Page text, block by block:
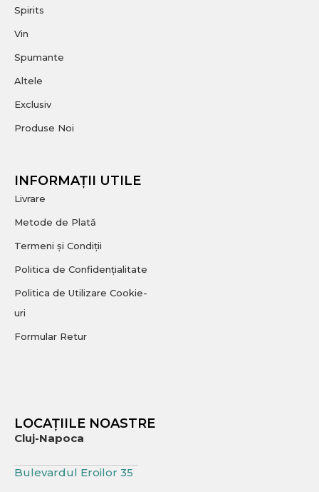
Spirits
Vin
Spumante
Altele
Exclusiv
Produse Noi
INFORMAȚII UTILE
Livrare
Metode de Plată
Termeni și Condiții
Politica de Confidențialitate
Politica de Utilizare Cookie-
uri
Formular Retur
LOCAȚIILE NOASTRE
Cluj-Napoca
Bulevardul Eroilor 35